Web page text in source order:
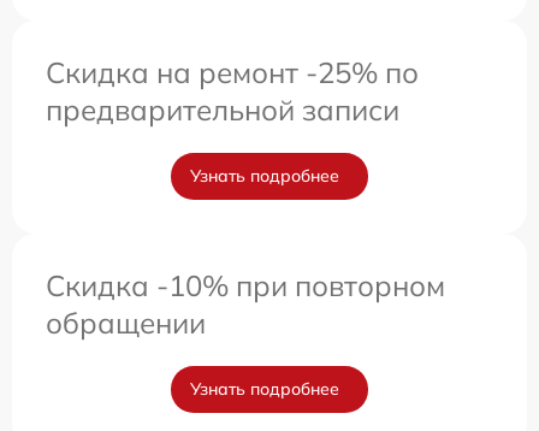
Скидка на ремонт -25% по
предварительной записи
Узнать подробнее
Скидка -10% при повторном
обращении
Узнать подробнее